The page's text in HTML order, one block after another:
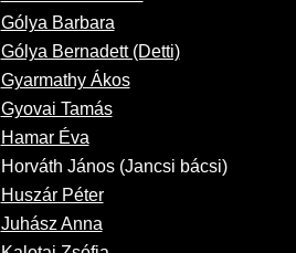
Gólya Barbara
Gólya Bernadett (Detti)
Gyarmathy Ákos
Gyovai Tamás
Hamar Éva
Horváth János (Jancsi bácsi)
Huszár Péter
Juhász Anna